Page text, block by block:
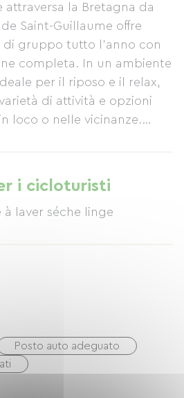
la Bretagna da
Saint-Guillaume offre
di gruppo tutto l'anno con
completa. In un ambiente
per il riposo e il relax,
di attività e opzioni
loco o nelle vicinanze.
self-catering o su
i cicloturisti
à laver séche linge
Posto auto adeguato